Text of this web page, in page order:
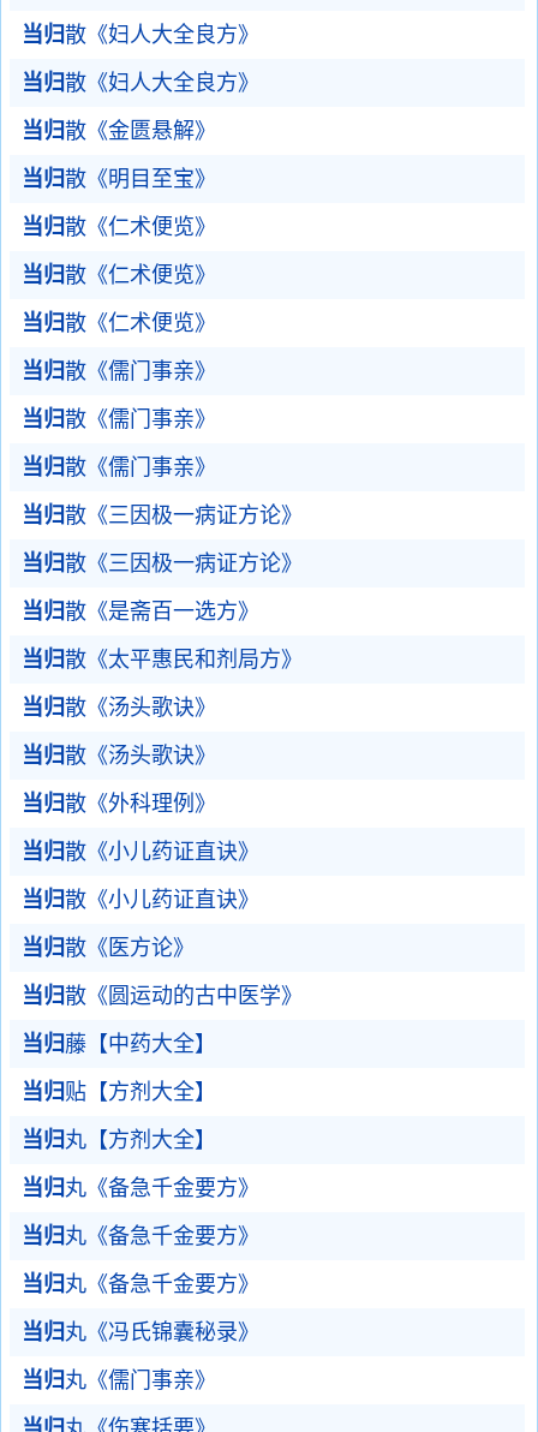
当归散《妇人大全良方》
当归散《妇人大全良方》
当归散《金匮悬解》
当归散《明目至宝》
当归散《仁术便览》
当归散《仁术便览》
当归散《仁术便览》
当归散《儒门事亲》
当归散《儒门事亲》
当归散《儒门事亲》
当归散《三因极一病证方论》
当归散《三因极一病证方论》
当归散《是斋百一选方》
当归散《太平惠民和剂局方》
当归散《汤头歌诀》
当归散《汤头歌诀》
当归散《外科理例》
当归散《小儿药证直诀》
当归散《小儿药证直诀》
当归散《医方论》
当归散《圆运动的古中医学》
当归 藤【中药大全】
当归 贴【方剂大全】
当归 丸【方剂大全】
当归 丸《备急千金要方》
当归 丸《备急千金要方》
当归 丸《备急千金要方》
当归 丸《冯氏锦囊秘录》
当归 丸《儒门事亲》